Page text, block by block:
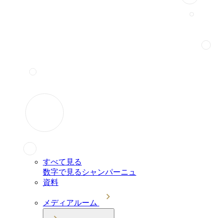
すべて見る
数字で見るシャンパーニュ
資料
メディアルーム